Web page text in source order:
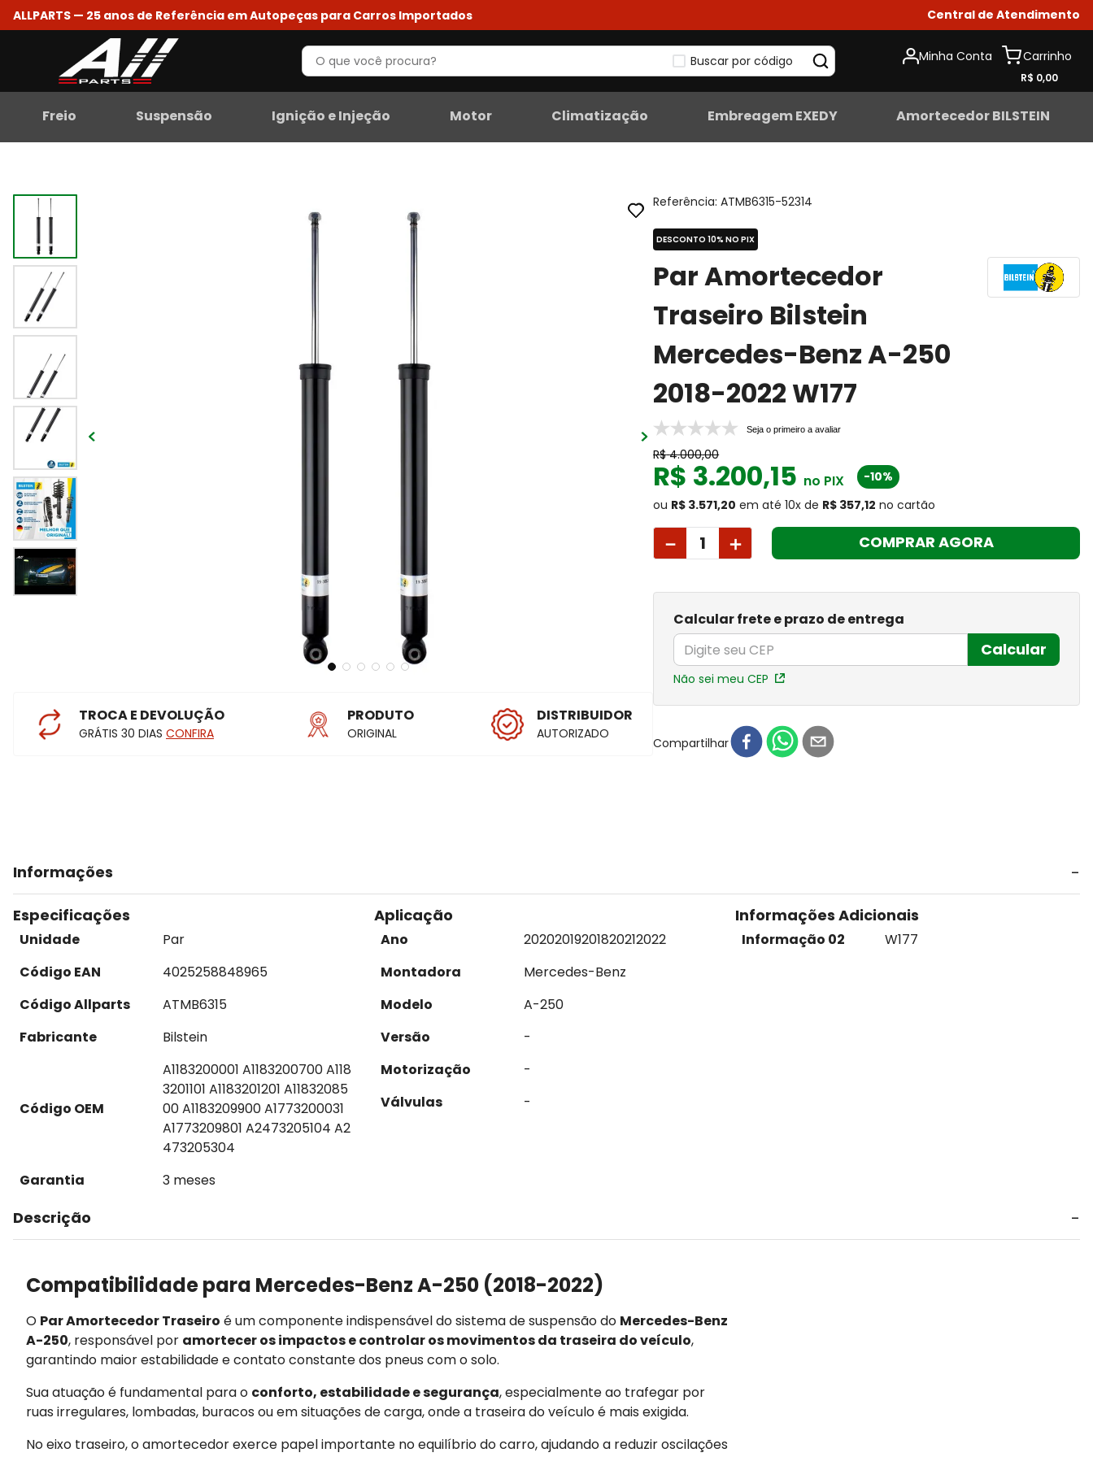
ALLPARTS — 25 anos de Referência em Autopeças para Carros Importados Central de Atendimento
Buscar por código Minha Conta
R$ 0,00
Freio Suspensão Ignição e Injeção Motor Climatização Embreagem EXEDY Amortecedor BILSTEIN
TROCA E DEVOLUÇÃO
GRÁTIS 30 DIAS CONFIRA
PRODUTO
ORIGINAL
DISTRIBUIDOR
AUTORIZADO
Referência:ATMB6315-52314
DESCONTO 10% NO PIX
Par Amortecedor
Traseiro Bilstein
Mercedes-Benz A-250
2018-2022 W177
Seja o primeiro a avaliar
R$ 4.000,00
R$ 3.200,15 no PIX
-10%
ou R$ 3.571,20 em até 10x de R$ 357,12 no cartão
＋
－ COMPRAR AGORA
Calcular frete e prazo de entrega
Calcular
Não sei meu CEP
Compartilhar
Informações
Especificações
Unidade
Par
Código EAN
4025258848965
Código Allparts
ATMB6315
Fabricante
Bilstein
Código OEM
A1183200001 A1183200700 A118
3201101 A1183201201 A11832085
00 A1183209900 A1773200031
A1773209801 A2473205104 A2
473205304
Garantia
3 meses
Aplicação
Ano 20202019201820212022
Montadora
Mercedes-Benz
Modelo
A-250
Versão
-
Motorização
-
Válvulas
-
Informações Adicionais
Informação 02 W177
Descrição
Compatibilidade para Mercedes-Benz A-250 (2018-2022)
O Par Amortecedor Traseiro é um componente indispensável do sistema de suspensão do Mercedes-Benz
A-250, responsável por amortecer os impactos e controlar os movimentos da traseira do veículo,
garantindo maior estabilidade e contato constante dos pneus com o solo.
Sua atuação é fundamental para o conforto, estabilidade e segurança, especialmente ao trafegar por
ruas irregulares, lombadas, buracos ou em situações de carga, onde a traseira do veículo é mais exigida.
No eixo traseiro, o amortecedor exerce papel importante no equilíbrio do carro, ajudando a reduzir oscilações